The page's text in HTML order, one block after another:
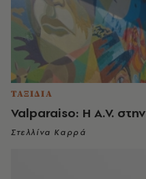
ΤΑΞΙΔΙΑ
Valparaiso: Η A.V.
Στελλίνα Καρρά